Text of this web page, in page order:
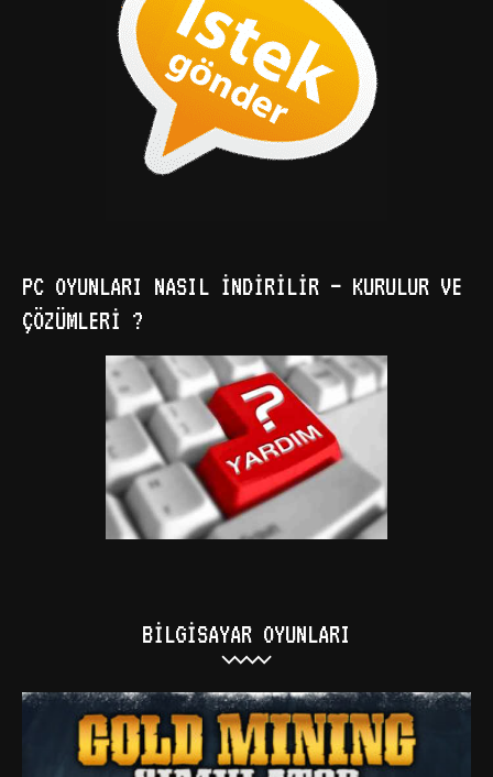
PC OYUNLARI NASIL İNDIRILIR – KURULUR VE
ÇÖZÜMLERI ?
BILGISAYAR OYUNLARI